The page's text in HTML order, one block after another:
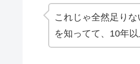
これじゃ全然足り
を知ってて、10年